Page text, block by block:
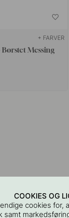
+ FARVER
Messing
COOKIES OG
cookies